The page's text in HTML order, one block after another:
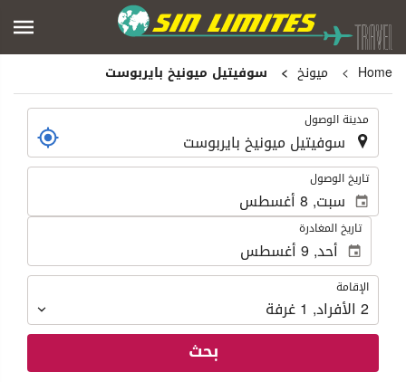
Home ميونخ
سوفيتيل ميونيخ بايربوست
. مدينة الوصول
. تاريخ الوصول
تاريخ المغادرة
الإقامة
الإقامة
2 الأفراد,
1غرفة
بحث